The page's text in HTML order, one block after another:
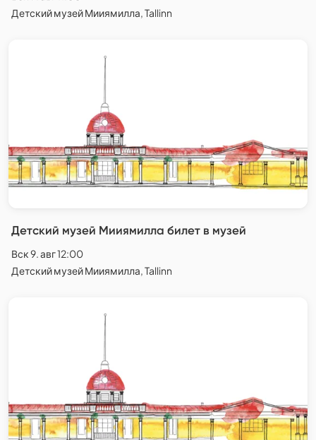
Детский музей Мииямилла, Tallinn
Детский музей Мииямилла билет в музей
Вск 9. авг 12:00
Детский музей Мииямилла, Tallinn